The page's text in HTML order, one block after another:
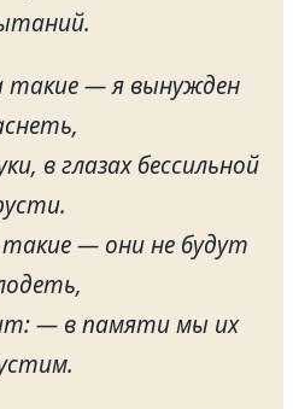
— я вынужден
в глазах бессильной
— они не будут
— в памяти мы их